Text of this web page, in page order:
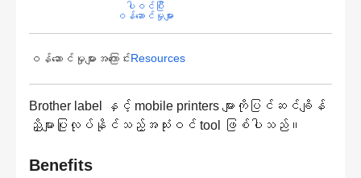
ပါဝင်ပြီး
ဝန်ဆောင်မှုများ
ဝန်ဆောင်မှုများအကြောင်းResources
Brother label နှင့် mobile printers များကိုပြင်ဆင်ချိန်
ညှိများပြုလုပ်နိုင်သည့်အသုံးဝင် tool ဖြစ်ပါသည်။
Benefits